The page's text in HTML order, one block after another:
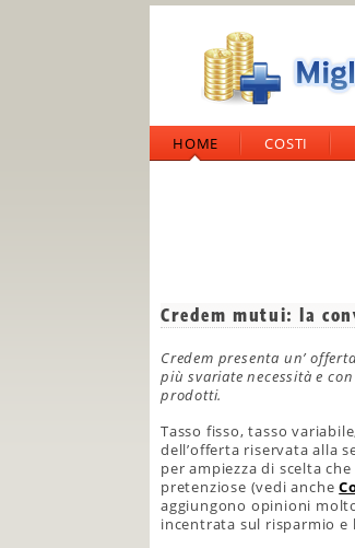
HOME COSTI
Credem mutui: la
Credem presenta un’
più svariate necessità e
prodotti.
Tasso fisso, tasso
dell’offerta riservata alla
per ampiezza di scelta
pretenziose (vedi anche
aggiungono opinioni
incentrata sul risparmio e